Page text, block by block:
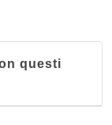
questi